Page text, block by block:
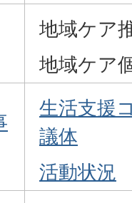
地域ケア
地域ケア
生活支援
議体
活動状況